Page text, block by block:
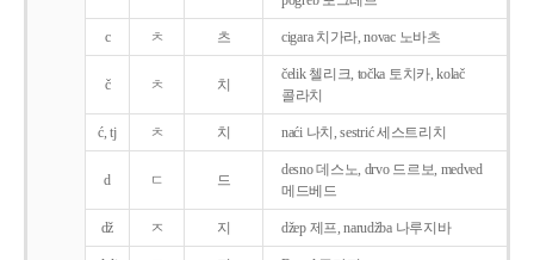
c ㅊ 츠 cigara 치가라, novac 노바츠
č ㅊ 치
čelik 첼리크, točka 토치카, kolač
콜라치
ć, tj ㅊ 치 naći 나치, sestrić 세스트리치
d ㄷ 드
desno 데스노, drvo 드르보, medved
메드베드
dž ㅈ 지 džep 제프, narudžba 나루지바